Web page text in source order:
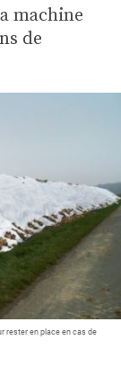
machine
de
rester en place en cas de